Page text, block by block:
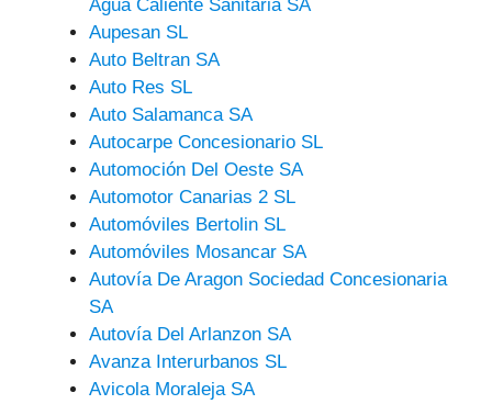
Agua Caliente Sanitaria SA
Aupesan SL
Auto Beltran SA
Auto Res SL
Auto Salamanca SA
Autocarpe Concesionario SL
Automoción Del Oeste SA
Automotor Canarias 2 SL
Automóviles Bertolin SL
Automóviles Mosancar SA
Autovía De Aragon Sociedad Concesionaria
SA
Autovía Del Arlanzon SA
Avanza Interurbanos SL
Avicola Moraleja SA